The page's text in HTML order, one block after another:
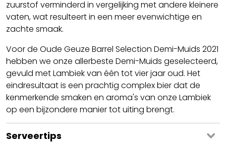
zuurstof verminderd in vergelijking met andere kleinere
vaten, wat resulteert in een meer evenwichtige en
zachte smaak.
Voor de Oude Geuze Barrel Selection Demi-Muids 2021
hebben we onze allerbeste Demi-Muids geselecteerd,
gevuld met Lambiek van één tot vier jaar oud. Het
eindresultaat is een prachtig complex bier dat de
kenmerkende smaken en aroma's van onze Lambiek
op een bijzondere manier tot uiting brengt.
Serveertips